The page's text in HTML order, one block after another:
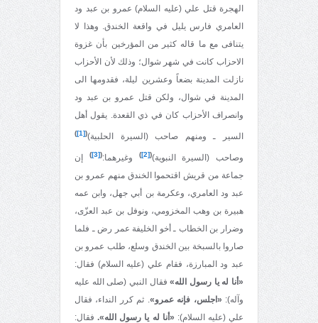
الهجرة قتل علي (عليه السلام) عمرو بن عبد ود
العامري فارس يليل في واقعة الخندق. وهذا لا
يتنافى مع ما قاله كثير من المؤرخين بأن غزوة
الاحزاب كانت في شهر شوال؛ وذلك لأن الأحزاب
نازلت المدينة بضعاً وعشرين ليلة، فقدومها الى
المدينة في شوال، ولكن قتل عمرو بن عبد ود
وانصراف الأحزاب كان في ذي القعدة. يقول أهل
السير ـ ومنهم صاحب (السيرة الحلبية)(
[1]
)
وصاحب (السيرة النبوية)(
[2]
) وغيرهما:(
[3]
)
إن
جماعة من قريش اقتحموا الخندق منهم عمرو بن
عبد ود العامري، وعكرمة بن أبي جهل، وابن عمه
هبيرة بن وهب المخزومي، ونوفل بن عبد العزّى،
وضرار بن الخطاب ـ أخو الخليفة عمر رض ـ فلما
صاروا بالسبخة بين الخندق وسلع، طلب عمرو بن
عبد ود المبارزة، فقام علي (عليه السلام) فقال:
«أنا له يا رسول الله»فقال النبي (صلى الله عليه
وآله): «اجلس، فإنه عمرو». ثم كرر النداء، فقال
علي (عليه السلام): «أنا له يا رسول الله». فقال: